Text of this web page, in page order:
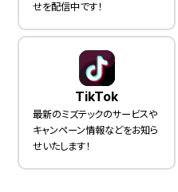
せを配信中です！
TikTok
最新のミズテックのサービスや
キャンペーン情報などをお知ら
せいたします！